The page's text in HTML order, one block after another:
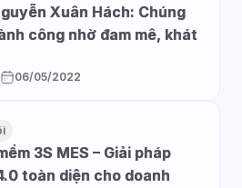
Xuân Hách: Chúng
công nhờ đam mê, khát
06/05/2022
3S MES – Giải pháp
toàn diện cho doanh